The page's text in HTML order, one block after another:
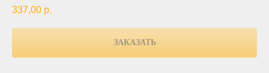
337,00 р.
ЗАКАЗАТЬ